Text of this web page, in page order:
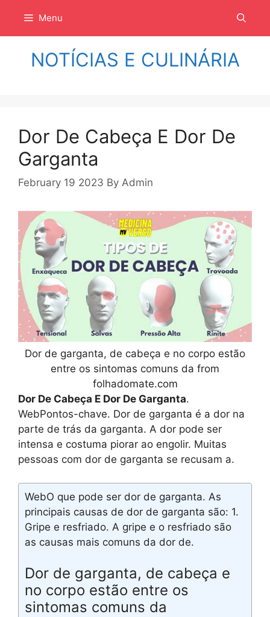
isi
Menu
NOTÍCIAS E CULINÁRIA
Dor De Cabeça E Dor De
Garganta
February 19 2023 By Admin
Dor de garganta, de cabeça e no corpo estão
entre os sintomas comuns da from
folhadomate.com
Dor De Cabeça E Dor De Garganta.
WebPontos-chave. Dor de garganta é a dor na
parte de trás da garganta. A dor pode ser
intensa e costuma piorar ao engolir. Muitas
pessoas com dor de garganta se recusam a.
WebO que pode ser dor de garganta. As
principais causas de dor de garganta são: 1.
Gripe e resfriado. A gripe e o resfriado são
as causas mais comuns da dor de.
Dor de garganta, de cabeça e
no corpo estão entre os
sintomas comuns da